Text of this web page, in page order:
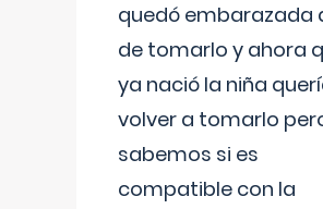
quedó embarazada
de tomarlo y ahora
ya nació la niña
volver a tomarlo
sabemos si es
compatible con la